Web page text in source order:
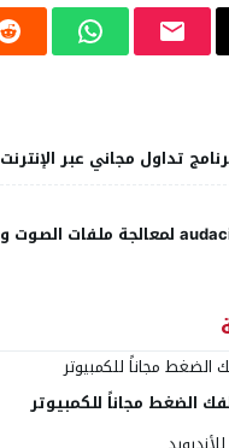
تداول مجاني عبر الإنترنت